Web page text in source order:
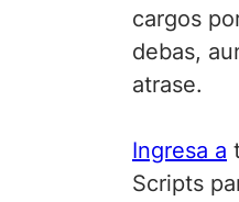
cargos
debas,
atrase.
Ingresa a
Scripts